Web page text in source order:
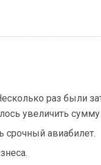
раз были
увеличить
срочный авиабилет.